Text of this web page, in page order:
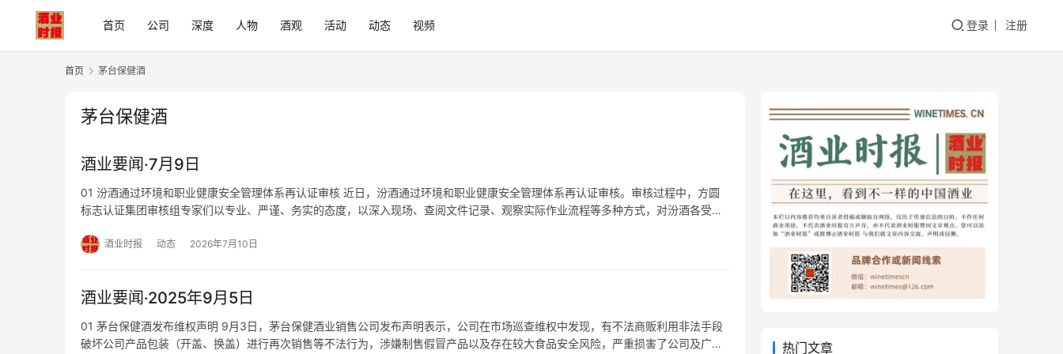
首页 公司 深度 人物 酒观 活动 动态 视频 登录 注册
首页 茅台保健酒
茅台保健酒
酒业要闻·7月9日
01 汾酒通过环境和职业健康安全管理体系再认证审核 近日，汾酒通过环境和职业健康安全管理体系再认证审核。审核过程中，方圆
标志认证集团审核组专家们以专业、严谨、务实的态度，以深入现场、查阅文件记录、观察实际作业流程等多种方式，对汾酒各受审
改进优化…
酒业时报 动态 2026年7月10日
酒业要闻·2025年9月5日
01 茅台保健酒发布维权声明 9月3日，茅台保健酒业销售公司发布声明表示，公司在市场巡查维权中发现，有不法商贩利用非法手段
破坏公司产品包装（开盖、换盖）进行再次销售等不法行为，涉嫌制售假冒产品以及存在较大食品安全风险，严重损害了公司及广大
热门文章